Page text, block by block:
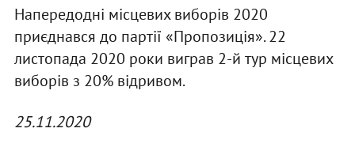
Напередодні місцевих виборів 2020
приєднався до партії «Пропозиція». 22
листопада 2020 роки виграв 2-й тур місцевих
виборів з 20% відривом.
25.11.2020